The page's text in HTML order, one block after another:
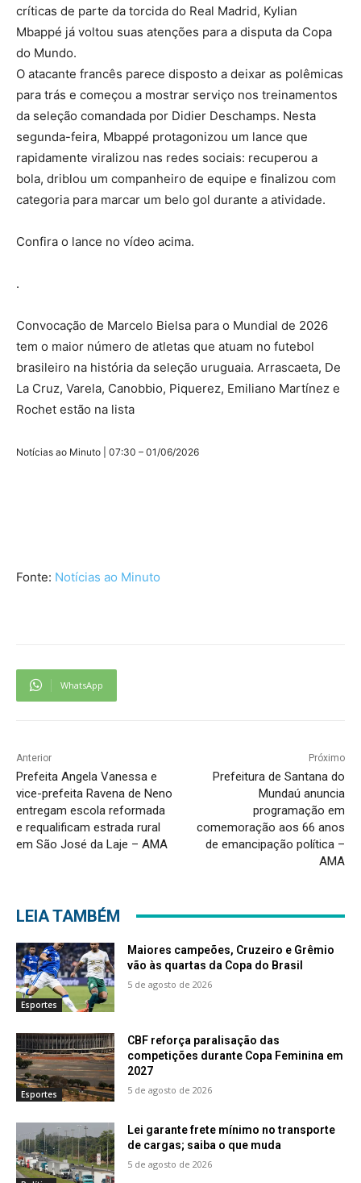
críticas de parte da torcida do Real Madrid, Kylian
Mbappé já voltou suas atenções para a disputa da Copa
do Mundo.
O atacante francês parece disposto a deixar as polêmicas
para trás e começou a mostrar serviço nos treinamentos
da seleção comandada por Didier Deschamps. Nesta
segunda-feira, Mbappé protagonizou um lance que
rapidamente viralizou nas redes sociais: recuperou a
bola, driblou um companheiro de equipe e finalizou com
categoria para marcar um belo gol durante a atividade.
Confira o lance no vídeo acima.
.
Convocação de Marcelo Bielsa para o Mundial de 2026
tem o maior número de atletas que atuam no futebol
brasileiro na história da seleção uruguaia. Arrascaeta, De
La Cruz, Varela, Canobbio, Piquerez, Emiliano Martínez e
Rochet estão na lista
Notícias ao Minuto | 07:30 – 01/06/2026
Fonte: Notícias ao Minuto
WhatsApp
Anterior
Prefeita Angela Vanessa e
vice-prefeita Ravena de Neno
entregam escola reformada
e requalificam estrada rural
em São José da Laje – AMA
Próximo
Prefeitura de Santana do
Mundaú anuncia
programação em
comemoração aos 66 anos
de emancipação política –
AMA
LEIA TAMBÉM
Esportes
Maiores campeões, Cruzeiro e Grêmio
vão às quartas da Copa do Brasil
5 de agosto de 2026
Esportes
CBF reforça paralisação das
competições durante Copa Feminina em
2027
5 de agosto de 2026
Lei garante frete mínimo no transporte
de cargas; saiba o que muda
5 de agosto de 2026